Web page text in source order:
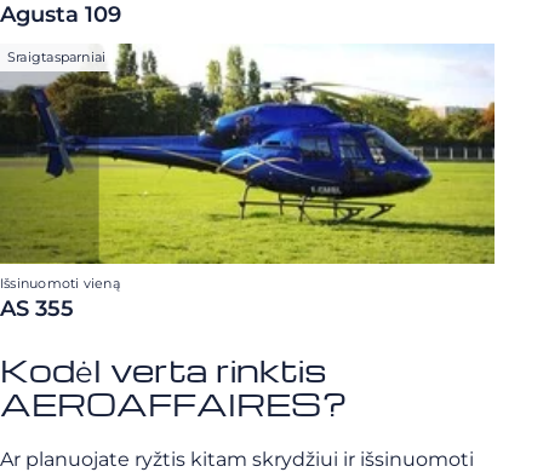
Agusta 109
Sraigtasparniai
Išsinuomoti vieną
AS 355
Kodėl verta rinktis
AEROAFFAIRES?
Ar planuojate ryžtis kitam skrydžiui ir išsinuomoti